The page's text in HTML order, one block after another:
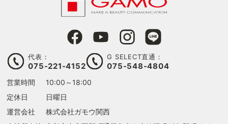
代表：
075-221-4152
G SELECT直通：
075-548-4804
営業時間
10:00～18:00
定休日
日曜日
運営会社
株式会社ガモウ関西